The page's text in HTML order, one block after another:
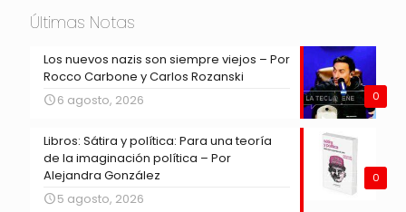
Últimas Notas
0
Los nuevos nazis son siempre viejos – Por
Rocco Carbone y Carlos Rozanski
6 agosto, 2026
0
Libros: Sátira y política: Para una teoría
de la imaginación política – Por
Alejandra González
5 agosto, 2026